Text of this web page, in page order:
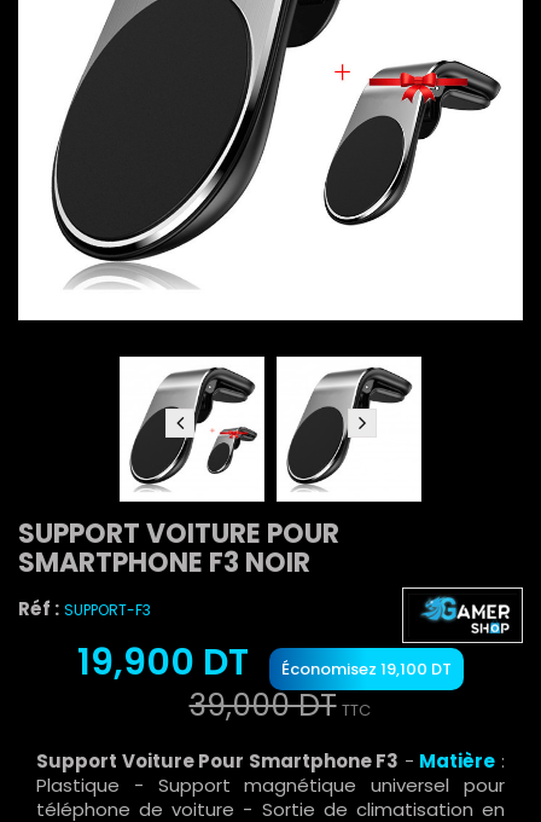
SUPPORT VOITURE POUR
SMARTPHONE F3 NOIR
Réf : SUPPORT-F3
19,900 DT Économisez 19,100 DT
39,000 DT TTC
Support Voiture Pour Smartphone F3 - Matière :
Plastique - Support magnétique universel pour
téléphone de voiture - Sortie de climatisation en